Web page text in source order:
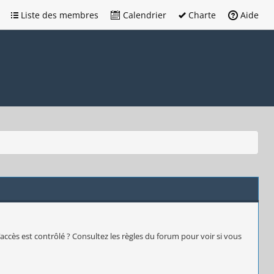
Liste des membres Calendrier Charte Aide
est contrôlé ? Consultez les règles du forum pour voir si vous